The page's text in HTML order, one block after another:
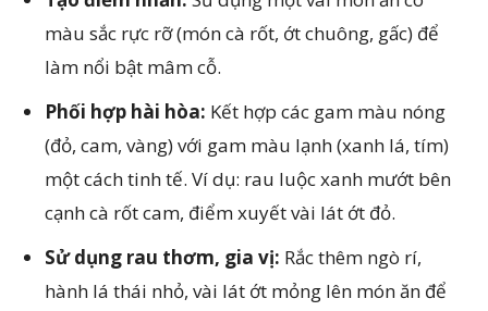
màu sắc rực rỡ (món cà rốt, ớt chuông, gấc) để
làm nổi bật mâm cỗ.
Phối hợp hài hòa: Kết hợp các gam màu nóng
(đỏ, cam, vàng) với gam màu lạnh (xanh lá, tím)
một cách tinh tế. Ví dụ: rau luộc xanh mướt bên
cạnh cà rốt cam, điểm xuyết vài lát ớt đỏ.
Sử dụng rau thơm, gia vị: Rắc thêm ngò rí,
hành lá thái nhỏ, vài lát ớt mỏng lên món ăn để